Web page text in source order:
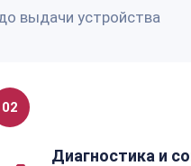
выдачи устройства
02
Диагностика и